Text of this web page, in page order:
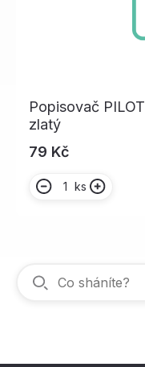
Popisovač
zlatý
79 Kč
ks